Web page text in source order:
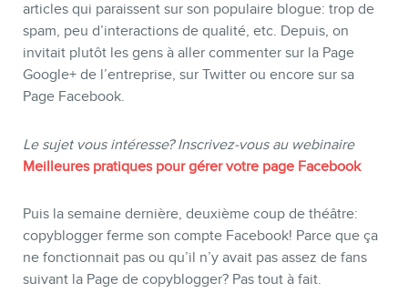
BOUTIQUE
articles qui paraissent sur son populaire blogue: trop de
spam, peu d’interactions de qualité, etc. Depuis, on
invitait plutôt les gens à aller commenter sur la Page
Google+ de l’entreprise, sur Twitter ou encore sur sa
Page Facebook.
Le sujet vous intéresse? Inscrivez-vous au webinaire
Meilleures pratiques pour gérer votre page Facebook
Puis la semaine dernière, deuxième coup de théâtre:
copyblogger ferme son compte Facebook! Parce que ça
ne fonctionnait pas ou qu’il n’y avait pas assez de fans
suivant la Page de copyblogger? Pas tout à fait.